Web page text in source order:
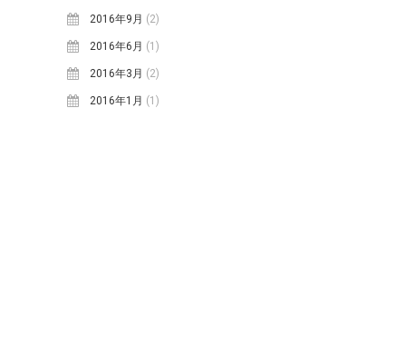
2016年9月 (2)
2016年6月 (1)
2016年3月 (2)
2016年1月 (1)